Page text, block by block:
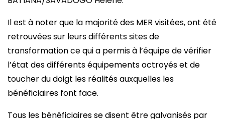
Il est à noter que la majorité des MER visitées, ont été
retrouvées sur leurs différents sites de
transformation ce qui a permis à l’équipe de vérifier
l’état des différents équipements octroyés et de
toucher du doigt les réalités auxquelles les
bénéficiaires font face.
Tous les bénéficiaires se disent être galvanisés par